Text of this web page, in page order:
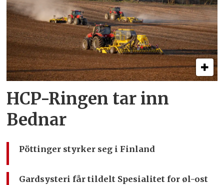
HCP-Ringen tar inn
Bednar
Pöttinger styrker seg i Finland
Gardsysteri får tildelt Spesialitet for øl-ost